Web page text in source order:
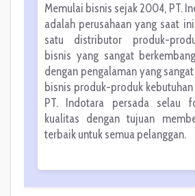
Memulai bisnis sejak 2004, PT.
adalah perusahaan yang saat
satu distributor produk-
bisnis yang sangat
dengan pengalaman yang
bisnis produk-produk
PT. Indotara persada selau
kualitas dengan tujuan
terbaik untuk semua pelanggan.